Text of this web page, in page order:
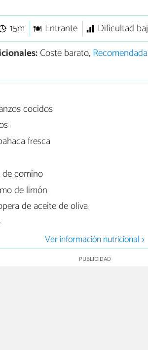
15m Entrante
Dificultad
Coste barato,
cocidos
fresca
comino
de limón
de aceite de oliva
Ver información nutricional >